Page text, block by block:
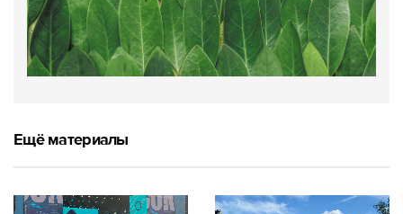
Ещё материалы